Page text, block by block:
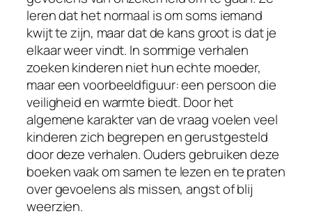
leren dat het normaal is om soms iemand
kwijt te zijn, maar dat de kans groot is dat je
elkaar weer vindt. In sommige verhalen
zoeken kinderen niet hun echte moeder,
maar een voorbeeldfiguur: een persoon die
veiligheid en warmte biedt. Door het
algemene karakter van de vraag voelen veel
kinderen zich begrepen en gerustgesteld
door deze verhalen. Ouders gebruiken deze
boeken vaak om samen te lezen en te praten
over gevoelens als missen, angst of blij
weerzien.